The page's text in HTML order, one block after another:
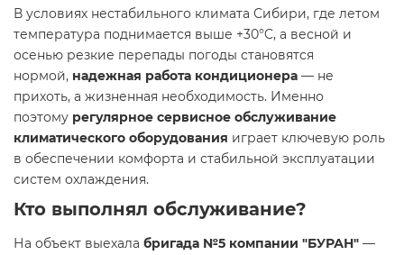
В условиях нестабильного климата Сибири, где летом
температура поднимается выше +30°C, а весной и
осенью резкие перепады погоды становятся
нормой, надежная работа кондиционера — не
прихоть, а жизненная необходимость. Именно
поэтому регулярное сервисное обслуживание
климатического оборудования играет ключевую роль
в обеспечении комфорта и стабильной эксплуатации
систем охлаждения.
Кто выполнял обслуживание?
На объект выехала бригада №5 компании "БУРАН" —